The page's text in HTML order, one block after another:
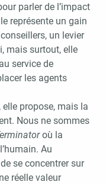
parler de l’impact
représente un gain
un levier
mais surtout, elle
service de
les agents
elle propose, mais la
Nous ne sommes
où la
Au
se concentrer sur
réelle valeur